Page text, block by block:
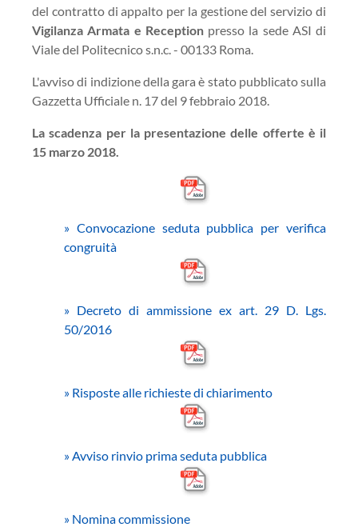
del contratto di appalto per la gestione del servizio di
Vigilanza Armata e Receptionpresso la sede ASI di
Viale del Politecnico s.n.c. - 00133 Roma.
L'avviso di indizione della gara è stato pubblicato sulla
Gazzetta Ufficiale n. 17 del 9 febbraio 2018.
La scadenza per la presentazione delle offerte è il
15 marzo 2018.
» Convocazione seduta pubblica per verifica
congruità
» Decreto di ammissione ex art. 29 D. Lgs.
50/2016
» Risposte alle richieste di chiarimento
»Avviso rinvio prima seduta pubblica
» Nomina commissione